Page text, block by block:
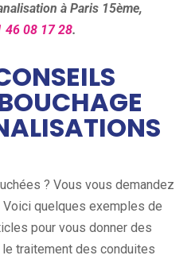
à Paris 15ème,
46 08 17 28.
? Vous vous demandez
quelques exemples de
pour vous donner des
traitement des conduites